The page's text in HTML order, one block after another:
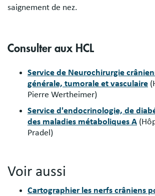
saignement de nez.
Consulter aux HCL
Service de Neurochirurgie
générale, tumorale et vasculaire
Pierre Wertheimer)
Service d'endocrinologie, de
des maladies métaboliques A
Pradel)
Voir aussi
Cartographier les nerfs crâniens